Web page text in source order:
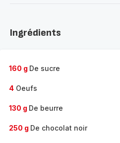
gamme
Ingrédients
160 g De sucre
4 Oeufs
130 g De beurre
250 g De chocolat noir